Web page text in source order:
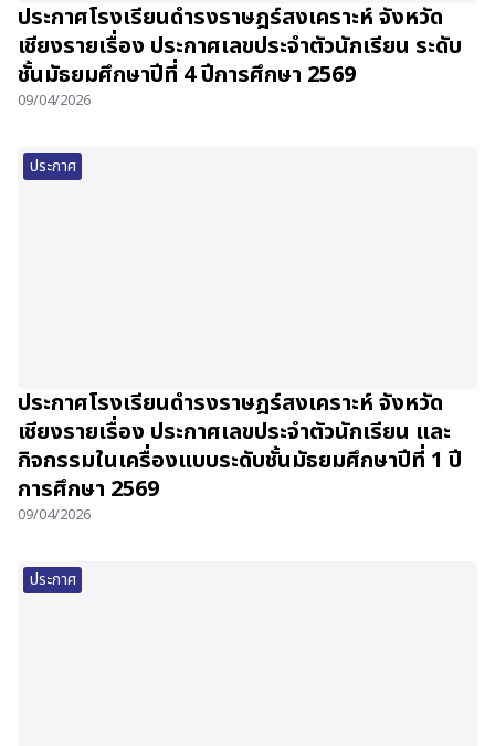
ประกาศโรงเรียนดำรงราษฎร์สงเคราะห์ จังหวัด
เชียงรายเรื่อง ประกาศเลขประจำตัวนักเรียน ระดับ
ชั้นมัธยมศึกษาปีที่ 4 ปีการศึกษา 2569
09/04/2026
ประกาศ
ประกาศโรงเรียนดำรงราษฎร์สงเคราะห์ จังหวัด
เชียงรายเรื่อง ประกาศเลขประจำตัวนักเรียน และ
กิจกรรมในเครื่องแบบระดับชั้นมัธยมศึกษาปีที่ 1 ปี
การศึกษา 2569
09/04/2026
ประกาศ